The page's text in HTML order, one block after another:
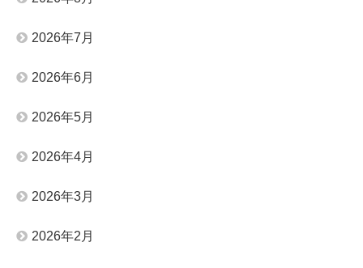
2026年7月
2026年6月
2026年5月
2026年4月
2026年3月
2026年2月